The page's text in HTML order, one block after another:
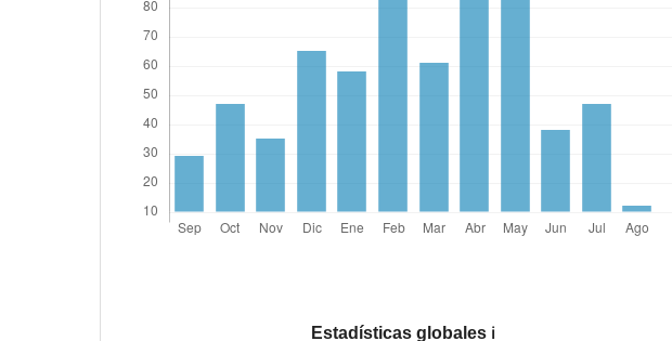
Estadísticas globales ℹ️